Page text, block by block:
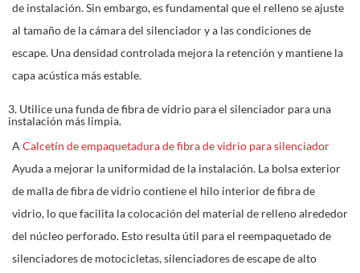
de instalación. Sin embargo, es fundamental que el relleno se ajuste
al tamaño de la cámara del silenciador y a las condiciones de
escape. Una densidad controlada mejora la retención y mantiene la
capa acústica más estable.
3. Utilice una funda de fibra de vidrio para el silenciador para una
instalación más limpia.
A Calcetín de empaquetadura de fibra de vidrio para silenciador
Ayuda a mejorar la uniformidad de la instalación. La bolsa exterior
de malla de fibra de vidrio contiene el hilo interior de fibra de
vidrio, lo que facilita la colocación del material de relleno alrededor
del núcleo perforado. Esto resulta útil para el reempaquetado de
silenciadores de motocicletas, silenciadores de escape de alto